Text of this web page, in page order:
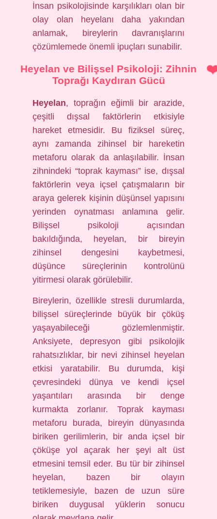
İnsan psikolojisinde karşılıkları olan bir
olay olan heyelanı daha yakından
anlamak, bireylerin davranışlarını
çözümlemede önemli ipuçları sunabilir.
Heyelan ve Bilişsel Psikoloji: Zihnin
Toprağı Kaydıran Gücü
Heyelan, toprağın eğimli bir arazide,
çeşitli dışsal faktörlerin etkisiyle
hareket etmesidir. Bu fiziksel süreç,
aynı zamanda zihinsel bir hareketin
metaforu olarak da anlaşılabilir. İnsan
zihnindeki “toprak kayması” ise, dışsal
faktörlerin veya içsel çatışmaların bir
araya gelerek kişinin düşünsel yapısını
yerinden oynatması anlamına gelir.
Bilişsel psikoloji açısından
bakıldığında, heyelan, bir bireyin
zihinsel dengesini kaybetmesi,
düşünce süreçlerinin kontrolünü
yitirmesi olarak görülebilir.
Bireylerin, özellikle stresli durumlarda,
bilişsel süreçlerinde büyük bir çöküş
yaşayabileceği gözlemlenmiştir.
Anksiyete, depresyon gibi psikolojik
rahatsızlıklar, bir nevi zihinsel heyelan
etkisi yaratabilir. Bu durumda, kişi
çevresindeki dünya ve kendi içsel
yaşantıları arasında bir denge
kurmakta zorlanır. Toprak kayması
metaforu burada, bireyin dünyasında
biriken gerilimlerin, bir anda içsel bir
çöküşe yol açarak her şeyi alt üst
etmesini temsil eder. Bu tür bir zihinsel
heyelan, bazen bir olayın
tetiklemesiyle, bazen de uzun süre
biriken duygusal yüklerin sonucu